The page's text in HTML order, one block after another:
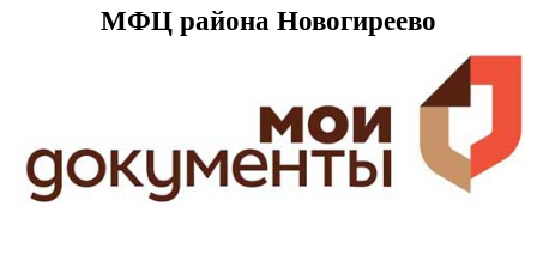
МФЦ района Новогиреево